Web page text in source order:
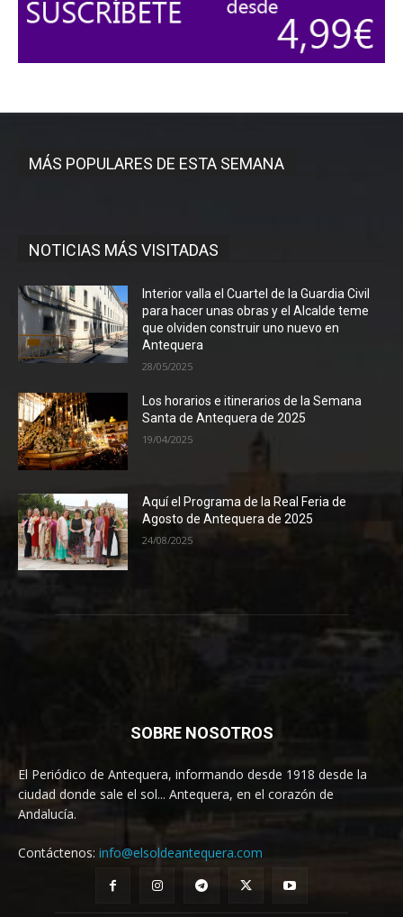
MÁS POPULARES DE ESTA SEMANA
NOTICIAS MÁS VISITADAS
Interior valla el Cuartel de la Guardia Civil
para hacer unas obras y el Alcalde teme
que olviden construir uno nuevo en
Antequera
28/05/2025
Los horarios e itinerarios de la Semana
Santa de Antequera de 2025
19/04/2025
Aquí el Programa de la Real Feria de
Agosto de Antequera de 2025
24/08/2025
SOBRE NOSOTROS
El Periódico de Antequera, informando desde 1918 desde la
ciudad donde sale el sol... Antequera, en el corazón de
Andalucía.
Contáctenos: info@elsoldeantequera.com